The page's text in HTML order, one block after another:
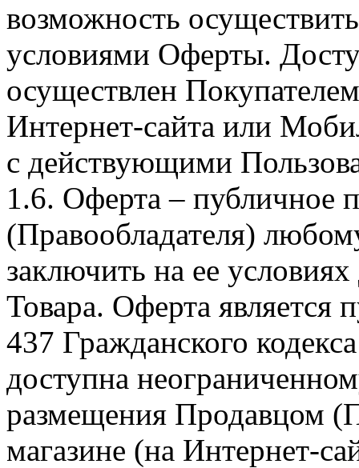
возможность
условиями Оферты.
осуществлен
Интернет-сайта или
с действующими
1.6. Оферта – публичное
(Правообладателя)
заключить на ее
Товара. Оферта является
437 Гражданского
доступна
размещения Продавцом
магазине (на Интернет-